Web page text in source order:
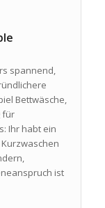
spannend,
Bettwäsche,
für
Ihr habt ein
ist